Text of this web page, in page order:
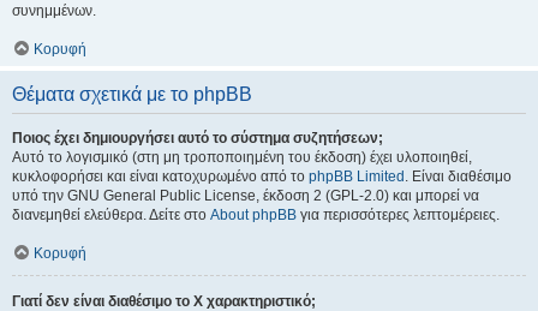
συνημμένων.
Κορυφή
Θέματα σχετικά με το phpBB
Ποιος έχει δημιουργήσει αυτό το σύστημα συζητήσεων;
Αυτό το λογισμικό (στη μη τροποποιημένη του έκδοση) έχει υλοποιηθεί,
κυκλοφορήσει και είναι κατοχυρωμένο από το phpBB Limited . Είναι διαθέσιμο
υπό την GNU General Public License, έκδοση 2 (GPL-2.0) και μπορεί να
διανεμηθεί ελεύθερα. Δείτε στο About phpBB για περισσότερες λεπτομέρειες.
Κορυφή
Γιατί δεν είναι διαθέσιμο το Χ χαρακτηριστικό;